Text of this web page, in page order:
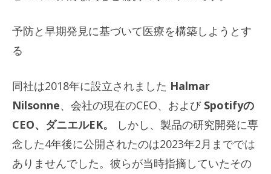
予防と早期発見に基づいて医療を構築しようとす
る
同社は2018年に設立されました Halmar
Nilsonne、会社の現在のCEO、および Spotifyの
CEO、ダニエルEK。
しかし、製品の研究開発に専
念した4年後に公開されたのは2023年2月まででは
ありませんでした。彼らが当時指摘していたその